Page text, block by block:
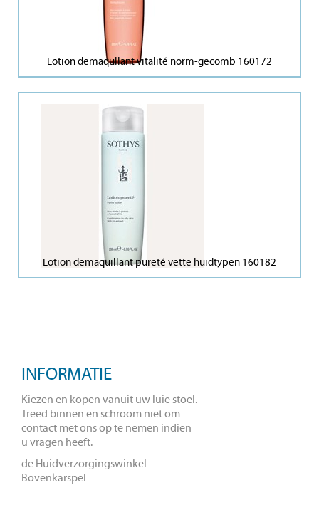
Lotion demaqullant vitalité norm-gecomb 160172
Lotion demaquillant pureté vette huidtypen 160182
INFORMATIE
Kiezen en kopen vanuit uw luie stoel.
Treed binnen en schroom niet om
contact met ons op te nemen indien
u vragen heeft.
de Huidverzorgingswinkel
Bovenkarspel